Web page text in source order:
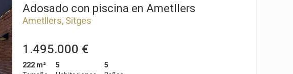
Adosado con piscina en Ametllers
Ametllers, Sitges
1.495.000 €
222 m²
5
5